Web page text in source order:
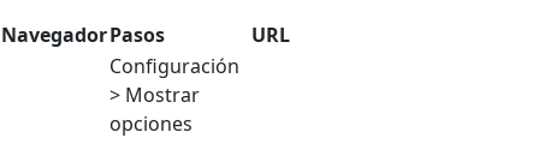
NavegadorPasos URL
Configuración
> Mostrar
opciones